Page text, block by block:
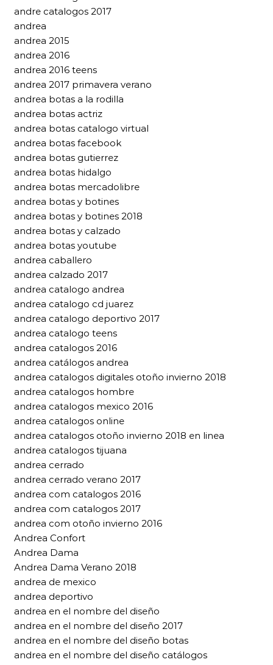
andre catalogos 2017
andrea
andrea 2015
andrea 2016
andrea 2016 teens
andrea 2017 primavera verano
andrea botas a la rodilla
andrea botas actriz
andrea botas catalogo virtual
andrea botas facebook
andrea botas gutierrez
andrea botas hidalgo
andrea botas mercadolibre
andrea botas y botines
andrea botas y botines 2018
andrea botas y calzado
andrea botas youtube
andrea caballero
andrea calzado 2017
andrea catalogo andrea
andrea catalogo cd juarez
andrea catalogo deportivo 2017
andrea catalogo teens
andrea catalogos 2016
andrea catálogos andrea
andrea catalogos digitales otoño invierno 2018
andrea catalogos hombre
andrea catalogos mexico 2016
andrea catalogos online
andrea catalogos otoño invierno 2018 en linea
andrea catalogos tijuana
andrea cerrado
andrea cerrado verano 2017
andrea com catalogos 2016
andrea com catalogos 2017
andrea com otoño invierno 2016
Andrea Confort
Andrea Dama
Andrea Dama Verano 2018
andrea de mexico
andrea deportivo
andrea en el nombre del diseño
andrea en el nombre del diseño 2017
andrea en el nombre del diseño botas
andrea en el nombre del diseño catálogos